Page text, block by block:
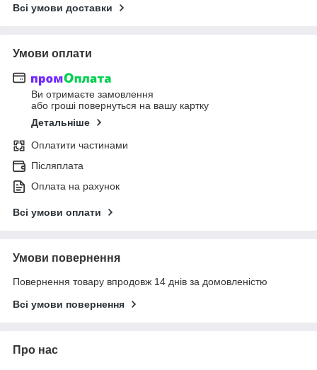
Всі умови доставки
Умови оплати
Ви отримаєте замовлення
або гроші повернуться на вашу картку
Детальніше
Оплатити частинами
Післяплата
Оплата на рахунок
Всі умови оплати
Умови повернення
Повернення товару впродовж 14 днів за домовленістю
Всі умови повернення
Про нас